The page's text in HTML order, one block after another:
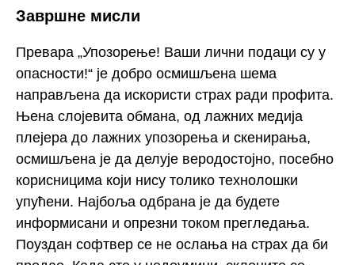
Завршне мисли
Превара „Упозорење! Ваши лични подаци су у
опасности!“ је добро осмишљена шема
направљена да искористи страх ради профита.
Њена слојевита обмана, од лажних медија
плејера до лажних упозорења и скенирања,
осмишљена је да делује веродостојно, посебно
корисницима који нису толико технолошки
упућени. Најбоља одбрана је да будете
информисани и опрезни током прегледања.
Поуздан софтвер се не ослања на страх да би